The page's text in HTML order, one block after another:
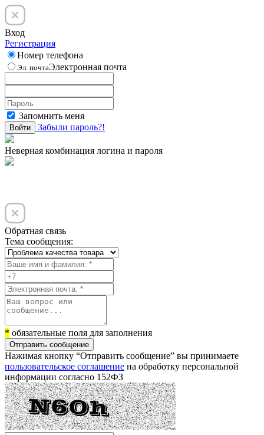
Вход
Регистрация
Номер телефона
Эл. почтаЭлектронная почта
Запомнить меня
Войти Забыли пароль?!
Неверная комбинация логина и пароля
Обратная связь
Тема сообщения:
* обязательные поля для заполнения
Отправить сообщение
Нажимая кнопку “Отправить сообщение” вы принимаете
пользовательское соглашение на обработку персональной
информации согласно 152ФЗ